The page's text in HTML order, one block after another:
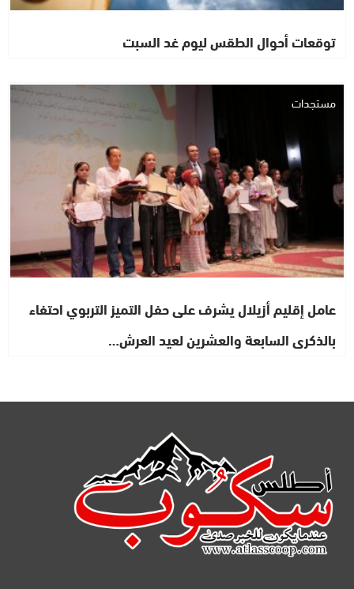
توقعات أحوال الطقس ليوم غد السبت
مستجدات
عامل إقليم أزيلال يشرف على حفل التميز التربوي احتفاء
بالذكرى السابعة والعشرين لعيد العرش…